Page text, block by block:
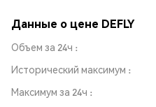
Данные о цене DEFLY
Объем за 24ч
Исторический максимум
Максимум за 24ч